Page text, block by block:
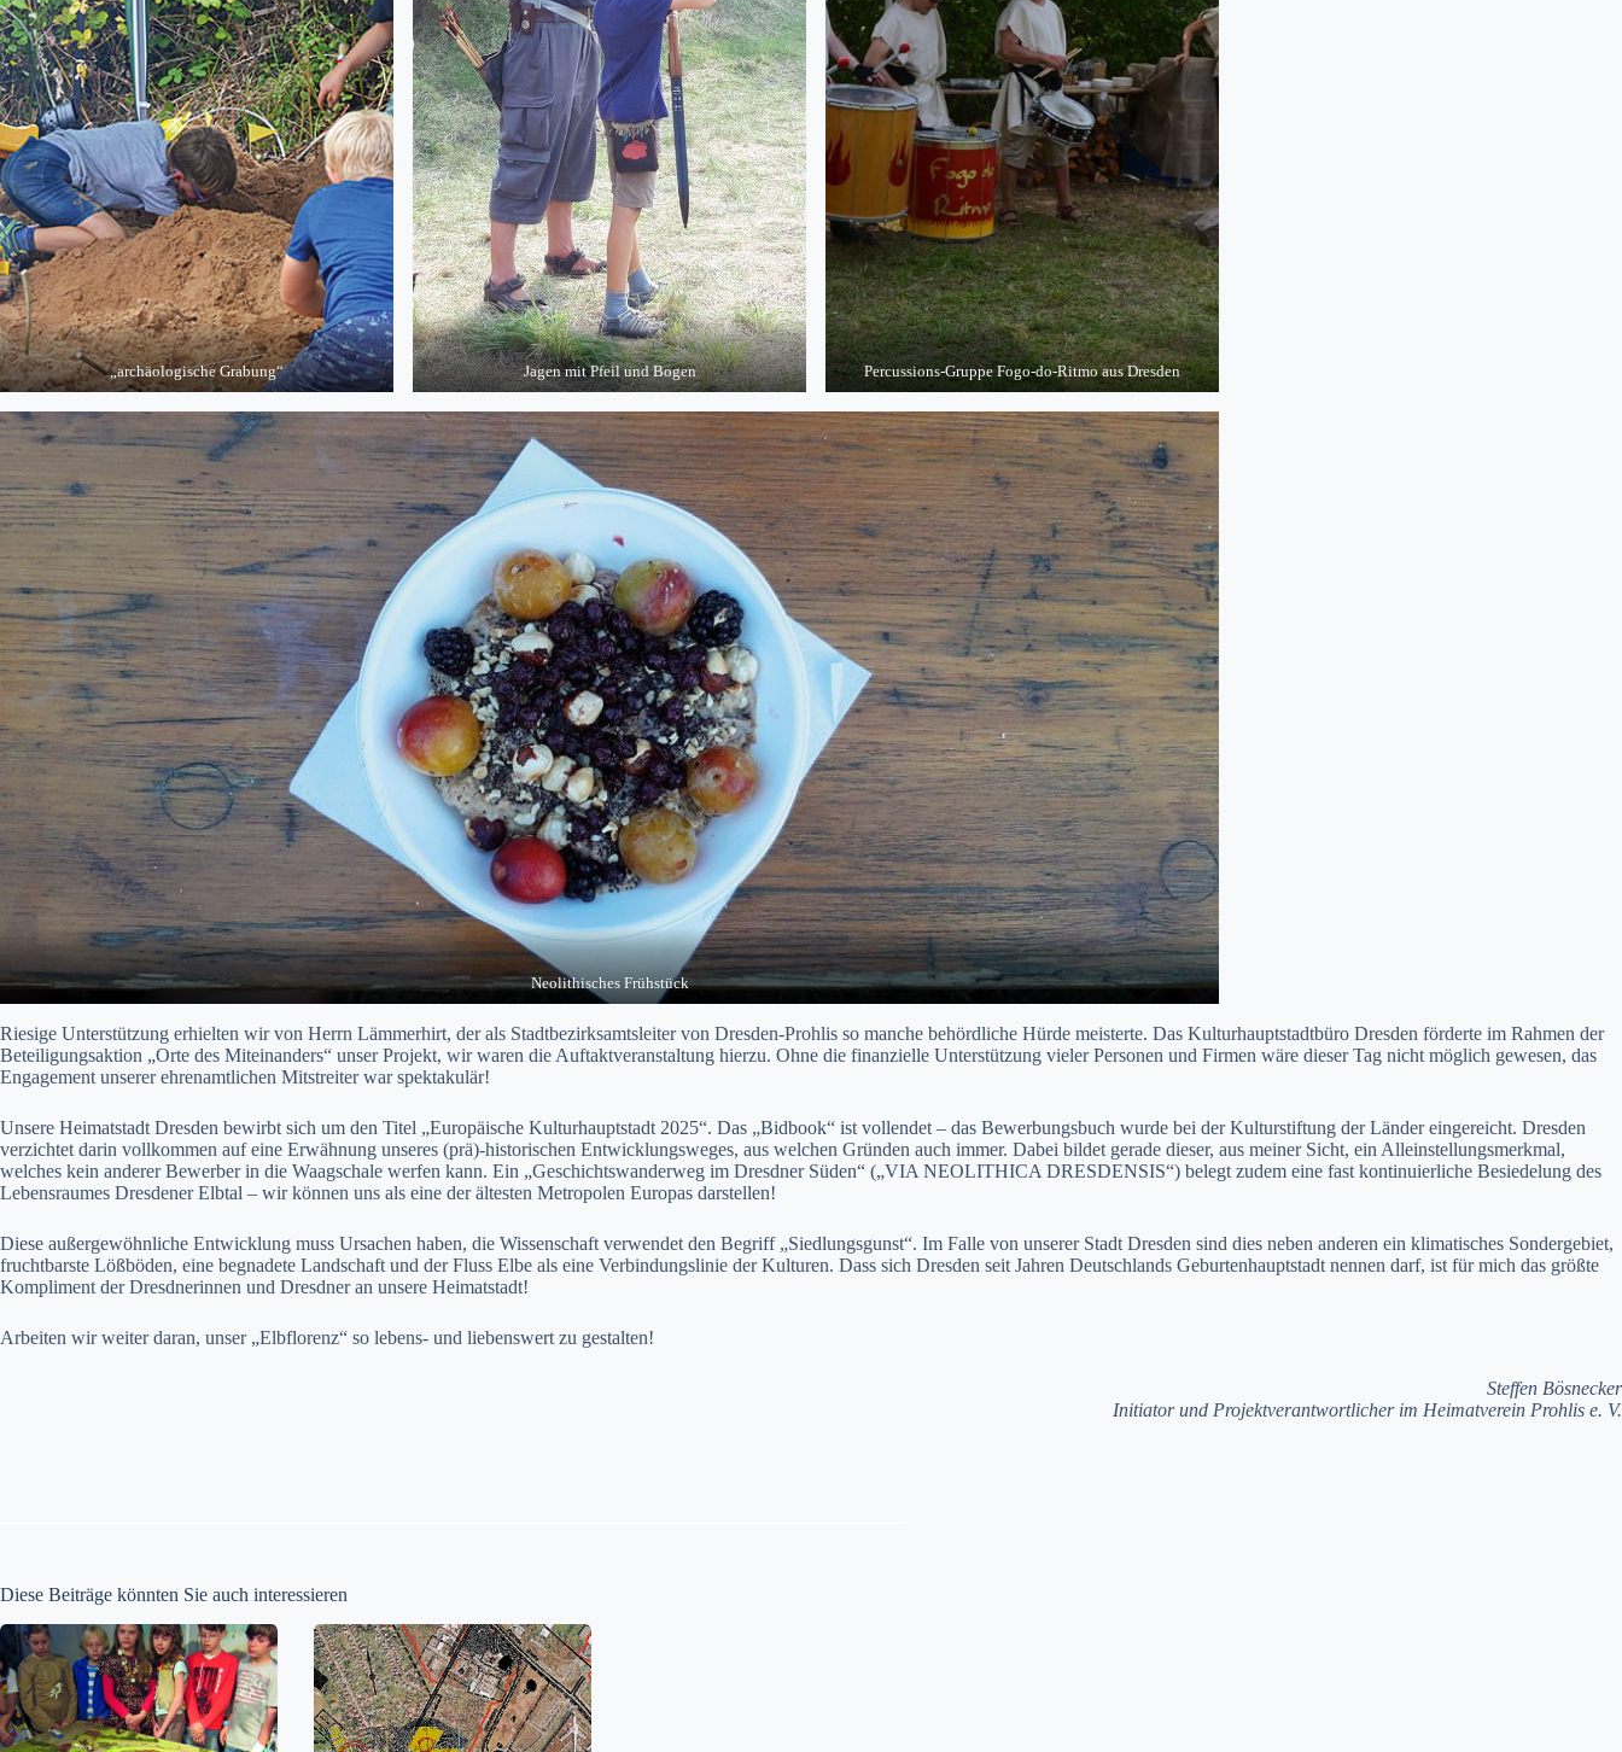
„archäologische Grabung“ Jagen mit Pfeil und Bogen Percussions-Gruppe Fogo-do-Ritmo aus Dresden
Neolithisches Frühstück
Riesige Unterstützung erhielten wir von Herrn Lämmerhirt, der als Stadtbezirksamtsleiter von Dresden-Prohlis so manche behördliche Hürde meisterte. Das Kulturhauptstadtbüro Dresden förderte im Rahmen der
Beteiligungsaktion „Orte des Miteinanders“ unser Projekt, wir waren die Auftaktveranstaltung hierzu. Ohne die finanzielle Unterstützung vieler Personen und Firmen wäre dieser Tag nicht möglich gewesen, das
Engagement unserer ehrenamtlichen Mitstreiter war spektakulär!
Unsere Heimatstadt Dresden bewirbt sich um den Titel „Europäische Kulturhauptstadt 2025“. Das „Bidbook“ ist vollendet – das Bewerbungsbuch wurde bei der Kulturstiftung der Länder eingereicht. Dresden
verzichtet darin vollkommen auf eine Erwähnung unseres (prä)-historischen Entwicklungsweges, aus welchen Gründen auch immer. Dabei bildet gerade dieser, aus meiner Sicht, ein Alleinstellungsmerkmal,
welches kein anderer Bewerber in die Waagschale werfen kann. Ein „Geschichtswanderweg im Dresdner Süden“ („VIA NEOLITHICA DRESDENSIS“) belegt zudem eine fast kontinuierliche Besiedelung des
Lebensraumes Dresdener Elbtal – wir können uns als eine der ältesten Metropolen Europas darstellen!
Diese außergewöhnliche Entwicklung muss Ursachen haben, die Wissenschaft verwendet den Begriff „Siedlungsgunst“. Im Falle von unserer Stadt Dresden sind dies neben anderen ein klimatisches Sondergebiet,
fruchtbarste Lößböden, eine begnadete Landschaft und der Fluss Elbe als eine Verbindungslinie der Kulturen. Dass sich Dresden seit Jahren Deutschlands Geburtenhauptstadt nennen darf, ist für mich das größte
Kompliment der Dresdnerinnen und Dresdner an unsere Heimatstadt!
Arbeiten wir weiter daran, unser „Elbflorenz“ so lebens- und liebenswert zu gestalten!
Steffen Bösnecker
Initiator und Projektverantwortlicher im Heimatverein Prohlis e. V.
Diese Beiträge könnten Sie auch interessieren